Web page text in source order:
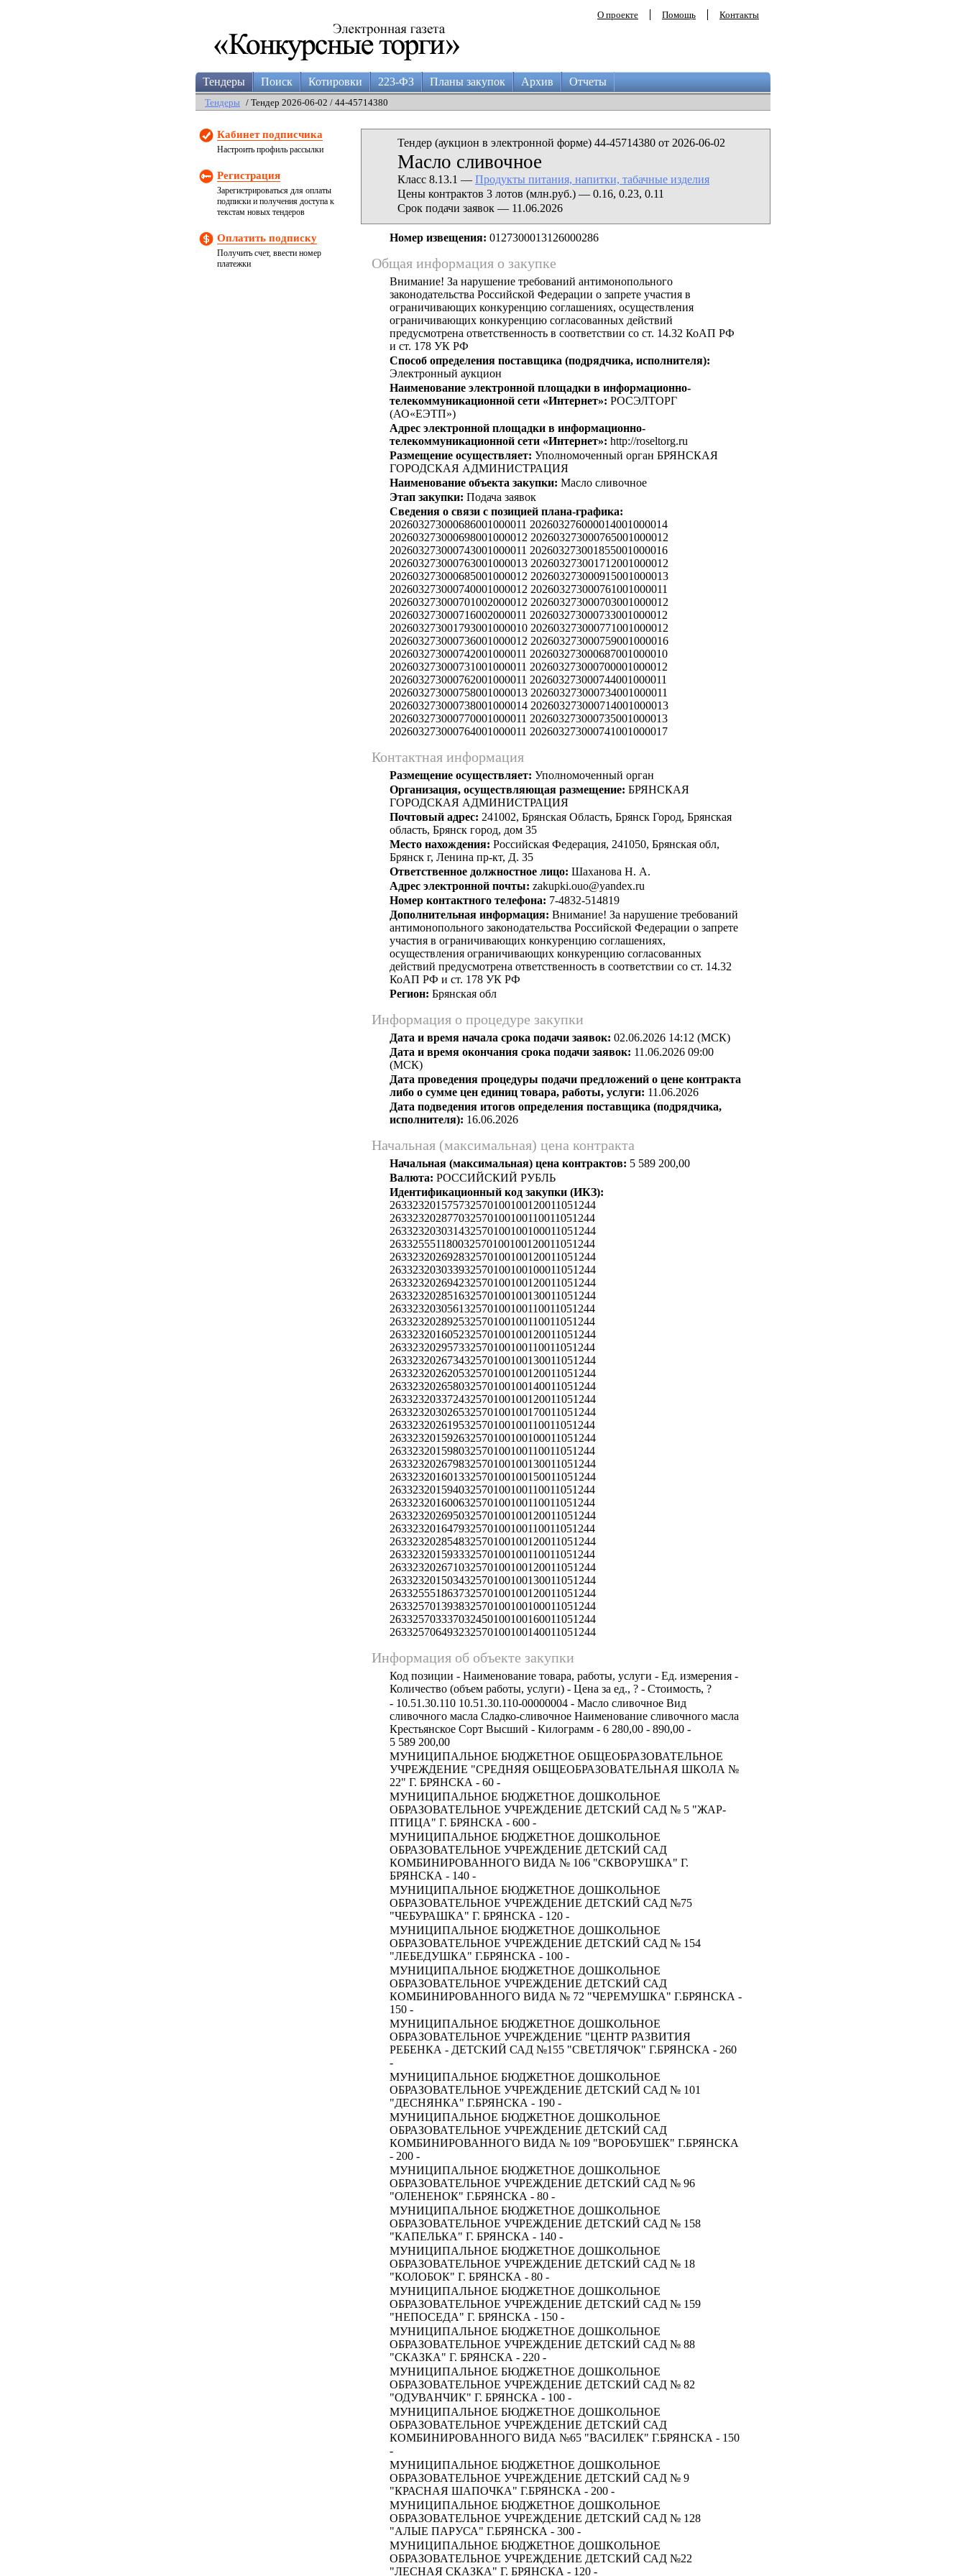
О проекте Помощь Контакты
Тендеры Поиск Котировки 223-ФЗ Планы закупок Архив Отчеты
Тендеры / Тендер 2026-06-02 / 44-45714380
Кабинет подписчика
Настроить профиль рассылки
Регистрация
Зарегистрироваться для оплаты
подписки и получения доступа к
текстам новых тендеров
Оплатить подписку
Получить счет, ввести номер
платежки
Тендер (аукцион в электронной форме) 44-45714380 от 2026-06-02
Масло сливочное
Класс 8.13.1 — Продукты питания, напитки, табачные изделия
Цены контрактов 3 лотов (млн.руб.) — 0.16, 0.23, 0.11
Срок подачи заявок — 11.06.2026
Номер извещения: 0127300013126000286
Общая информация о закупке
Внимание! За нарушение требований антимонопольного
законодательства Российской Федерации о запрете участия в
ограничивающих конкуренцию соглашениях, осуществления
ограничивающих конкуренцию согласованных действий
предусмотрена ответственность в соответствии со ст. 14.32 КоАП РФ
и ст. 178 УК РФ
Способ определения поставщика (подрядчика, исполнителя):
Электронный аукцион
Наименование электронной площадки в информационно-
телекоммуникационной сети «Интернет»: РОСЭЛТОРГ
(АО«ЕЭТП»)
Адрес электронной площадки в информационно-
телекоммуникационной сети «Интернет»: http://roseltorg.ru
Размещение осуществляет: Уполномоченный орган БРЯНСКАЯ
ГОРОДСКАЯ АДМИНИСТРАЦИЯ
Наименование объекта закупки: Масло сливочное
Этап закупки: Подача заявок
Сведения о связи с позицией плана-графика:
202603273000686001000011 202603276000014001000014
202603273000698001000012 202603273000765001000012
202603273000743001000011 202603273001855001000016
202603273000763001000013 202603273001712001000012
202603273000685001000012 202603273000915001000013
202603273000740001000012 202603273000761001000011
202603273000701002000012 202603273000703001000012
202603273000716002000011 202603273000733001000012
202603273001793001000010 202603273000771001000012
202603273000736001000012 202603273000759001000016
202603273000742001000011 202603273000687001000010
202603273000731001000011 202603273000700001000012
202603273000762001000011 202603273000744001000011
202603273000758001000013 202603273000734001000011
202603273000738001000014 202603273000714001000013
202603273000770001000011 202603273000735001000013
202603273000764001000011 202603273000741001000017
Контактная информация
Размещение осуществляет: Уполномоченный орган
Организация, осуществляющая размещение: БРЯНСКАЯ
ГОРОДСКАЯ АДМИНИСТРАЦИЯ
Почтовый адрес: 241002, Брянская Область, Брянск Город, Брянская
область, Брянск город, дом 35
Место нахождения: Российская Федерация, 241050, Брянская обл,
Брянск г, Ленина пр-кт, Д. 35
Ответственное должностное лицо: Шаханова Н. А.
Адрес электронной почты: zakupki.ouo@yandex.ru
Номер контактного телефона: 7-4832-514819
Дополнительная информация: Внимание! За нарушение требований
антимонопольного законодательства Российской Федерации о запрете
участия в ограничивающих конкуренцию соглашениях,
осуществления ограничивающих конкуренцию согласованных
действий предусмотрена ответственность в соответствии со ст. 14.32
КоАП РФ и ст. 178 УК РФ
Регион: Брянская обл
Информация о процедуре закупки
Дата и время начала срока подачи заявок: 02.06.2026 14:12 (МСК)
Дата и время окончания срока подачи заявок: 11.06.2026 09:00
(МСК)
Дата проведения процедуры подачи предложений о цене контракта
либо о сумме цен единиц товара, работы, услуги: 11.06.2026
Дата подведения итогов определения поставщика (подрядчика,
исполнителя): 16.06.2026
Начальная (максимальная) цена контракта
Начальная (максимальная) цена контрактов: 5 589 200,00
Валюта: РОССИЙСКИЙ РУБЛЬ
Идентификационный код закупки (ИКЗ):
263323201575732570100100120011051244
263323202877032570100100110011051244
263323203031432570100100100011051244
263325551180032570100100120011051244
263323202692832570100100120011051244
263323203033932570100100100011051244
263323202694232570100100120011051244
263323202851632570100100130011051244
263323203056132570100100110011051244
263323202892532570100100110011051244
263323201605232570100100120011051244
263323202957332570100100110011051244
263323202673432570100100130011051244
263323202620532570100100120011051244
263323202658032570100100140011051244
263323203372432570100100120011051244
263323203026532570100100170011051244
263323202619532570100100110011051244
263323201592632570100100100011051244
263323201598032570100100110011051244
263323202679832570100100130011051244
263323201601332570100100150011051244
263323201594032570100100110011051244
263323201600632570100100110011051244
263323202695032570100100120011051244
263323201647932570100100110011051244
263323202854832570100100120011051244
263323201593332570100100110011051244
263323202671032570100100120011051244
263323201503432570100100130011051244
263325551863732570100100120011051244
263325701393832570100100100011051244
263325703337032450100100160011051244
263325706493232570100100140011051244
Информация об объекте закупки
Код позиции - Наименование товара, работы, услуги - Ед. измерения -
Количество (объем работы, услуги) - Цена за ед., ? - Стоимость, ?
- 10.51.30.110 10.51.30.110-00000004 - Масло сливочное Вид
сливочного масла Сладко-сливочное Наименование сливочного масла
Крестьянское Сорт Высший - Килограмм - 6 280,00 - 890,00 -
5 589 200,00
МУНИЦИПАЛЬНОЕ БЮДЖЕТНОЕ ОБЩЕОБРАЗОВАТЕЛЬНОЕ
УЧРЕЖДЕНИЕ "СРЕДНЯЯ ОБЩЕОБРАЗОВАТЕЛЬНАЯ ШКОЛА №
22" Г. БРЯНСКА - 60 -
МУНИЦИПАЛЬНОЕ БЮДЖЕТНОЕ ДОШКОЛЬНОЕ
ОБРАЗОВАТЕЛЬНОЕ УЧРЕЖДЕНИЕ ДЕТСКИЙ САД № 5 "ЖАР-
ПТИЦА" Г. БРЯНСКА - 600 -
МУНИЦИПАЛЬНОЕ БЮДЖЕТНОЕ ДОШКОЛЬНОЕ
ОБРАЗОВАТЕЛЬНОЕ УЧРЕЖДЕНИЕ ДЕТСКИЙ САД
КОМБИНИРОВАННОГО ВИДА № 106 "СКВОРУШКА" Г.
БРЯНСКА - 140 -
МУНИЦИПАЛЬНОЕ БЮДЖЕТНОЕ ДОШКОЛЬНОЕ
ОБРАЗОВАТЕЛЬНОЕ УЧРЕЖДЕНИЕ ДЕТСКИЙ САД №75
"ЧЕБУРАШКА" Г. БРЯНСКА - 120 -
МУНИЦИПАЛЬНОЕ БЮДЖЕТНОЕ ДОШКОЛЬНОЕ
ОБРАЗОВАТЕЛЬНОЕ УЧРЕЖДЕНИЕ ДЕТСКИЙ САД № 154
"ЛЕБЕДУШКА" Г.БРЯНСКА - 100 -
МУНИЦИПАЛЬНОЕ БЮДЖЕТНОЕ ДОШКОЛЬНОЕ
ОБРАЗОВАТЕЛЬНОЕ УЧРЕЖДЕНИЕ ДЕТСКИЙ САД
КОМБИНИРОВАННОГО ВИДА № 72 "ЧЕРЕМУШКА" Г.БРЯНСКА -
150 -
МУНИЦИПАЛЬНОЕ БЮДЖЕТНОЕ ДОШКОЛЬНОЕ
ОБРАЗОВАТЕЛЬНОЕ УЧРЕЖДЕНИЕ "ЦЕНТР РАЗВИТИЯ
РЕБЕНКА - ДЕТСКИЙ САД №155 "СВЕТЛЯЧОК" Г.БРЯНСКА - 260
-
МУНИЦИПАЛЬНОЕ БЮДЖЕТНОЕ ДОШКОЛЬНОЕ
ОБРАЗОВАТЕЛЬНОЕ УЧРЕЖДЕНИЕ ДЕТСКИЙ САД № 101
"ДЕСНЯНКА" Г.БРЯНСКА - 190 -
МУНИЦИПАЛЬНОЕ БЮДЖЕТНОЕ ДОШКОЛЬНОЕ
ОБРАЗОВАТЕЛЬНОЕ УЧРЕЖДЕНИЕ ДЕТСКИЙ САД
КОМБИНИРОВАННОГО ВИДА № 109 "ВОРОБУШЕК" Г.БРЯНСКА
- 200 -
МУНИЦИПАЛЬНОЕ БЮДЖЕТНОЕ ДОШКОЛЬНОЕ
ОБРАЗОВАТЕЛЬНОЕ УЧРЕЖДЕНИЕ ДЕТСКИЙ САД № 96
"ОЛЕНЕНОК" Г.БРЯНСКА - 80 -
МУНИЦИПАЛЬНОЕ БЮДЖЕТНОЕ ДОШКОЛЬНОЕ
ОБРАЗОВАТЕЛЬНОЕ УЧРЕЖДЕНИЕ ДЕТСКИЙ САД № 158
"КАПЕЛЬКА" Г. БРЯНСКА - 140 -
МУНИЦИПАЛЬНОЕ БЮДЖЕТНОЕ ДОШКОЛЬНОЕ
ОБРАЗОВАТЕЛЬНОЕ УЧРЕЖДЕНИЕ ДЕТСКИЙ САД № 18
"КОЛОБОК" Г. БРЯНСКА - 80 -
МУНИЦИПАЛЬНОЕ БЮДЖЕТНОЕ ДОШКОЛЬНОЕ
ОБРАЗОВАТЕЛЬНОЕ УЧРЕЖДЕНИЕ ДЕТСКИЙ САД № 159
"НЕПОСЕДА" Г. БРЯНСКА - 150 -
МУНИЦИПАЛЬНОЕ БЮДЖЕТНОЕ ДОШКОЛЬНОЕ
ОБРАЗОВАТЕЛЬНОЕ УЧРЕЖДЕНИЕ ДЕТСКИЙ САД № 88
"СКАЗКА" Г. БРЯНСКА - 220 -
МУНИЦИПАЛЬНОЕ БЮДЖЕТНОЕ ДОШКОЛЬНОЕ
ОБРАЗОВАТЕЛЬНОЕ УЧРЕЖДЕНИЕ ДЕТСКИЙ САД № 82
"ОДУВАНЧИК" Г. БРЯНСКА - 100 -
МУНИЦИПАЛЬНОЕ БЮДЖЕТНОЕ ДОШКОЛЬНОЕ
ОБРАЗОВАТЕЛЬНОЕ УЧРЕЖДЕНИЕ ДЕТСКИЙ САД
КОМБИНИРОВАННОГО ВИДА №65 "ВАСИЛЕК" Г.БРЯНСКА - 150
-
МУНИЦИПАЛЬНОЕ БЮДЖЕТНОЕ ДОШКОЛЬНОЕ
ОБРАЗОВАТЕЛЬНОЕ УЧРЕЖДЕНИЕ ДЕТСКИЙ САД № 9
"КРАСНАЯ ШАПОЧКА" Г.БРЯНСКА - 200 -
МУНИЦИПАЛЬНОЕ БЮДЖЕТНОЕ ДОШКОЛЬНОЕ
ОБРАЗОВАТЕЛЬНОЕ УЧРЕЖДЕНИЕ ДЕТСКИЙ САД № 128
"АЛЫЕ ПАРУСА" Г.БРЯНСКА - 300 -
МУНИЦИПАЛЬНОЕ БЮДЖЕТНОЕ ДОШКОЛЬНОЕ
ОБРАЗОВАТЕЛЬНОЕ УЧРЕЖДЕНИЕ ДЕТСКИЙ САД №22
"ЛЕСНАЯ СКАЗКА" Г. БРЯНСКА - 120 -